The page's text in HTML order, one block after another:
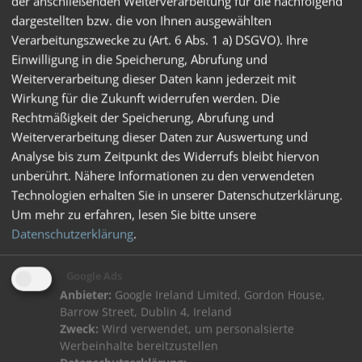
VICO Funktionsübersicht
Anrufmenü
Bei einem eingehenden Haus- oder Etagenruf wird das
Kamerabild automatisch angezeigt. Durch Antippen des
Displays öffnet sich das Anrufmenü. Hierüber kann man in
dargestellten bzw. die von Ihnen ausgewählten
Verarbeitungszwecke zu (Art. 6 Abs. 1 a) DSGVO). Ihre
Einwilligung in die Speicherung, Abrufung und
Weiterverarbeitung dieser Daten kann jederzeit mit
Wirkung für die Zukunft widerrufen werden. Die
Rechtmäßigkeit der Speicherung, Abrufung und
Weiterverarbeitung dieser Daten zur Auswertung und
Analyse bis zum Zeitpunkt des Widerrufs bleibt hiervon
unberührt. Nähere Informationen zu den verwendeten
Technologien erhalten Sie in unserer Datenschutzerklärung.
Um mehr zu erfahren, lesen Sie bitte unsere
Datenschutzerklärung.
Google Ads
Anbieter: Google Ireland Limited, Gordon House,
Barrow Street, Dublin 4, Ireland
Zweck: Wird verwendet, um personalsierte
Werbeinhalte bereitzustellen